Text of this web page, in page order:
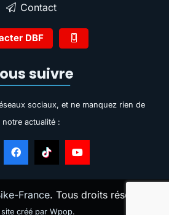
Contact
DBF
suivre
sociaux, et ne manquez rien de
notre actualité :
France. Tous droits réservés.
créé par Wpop.